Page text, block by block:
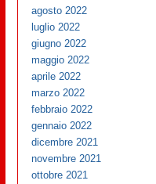
agosto 2022
luglio 2022
giugno 2022
maggio 2022
aprile 2022
marzo 2022
febbraio 2022
gennaio 2022
dicembre 2021
novembre 2021
ottobre 2021